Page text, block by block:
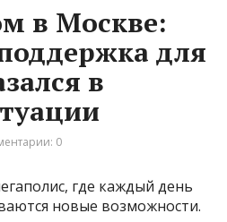
в Москве:
для
в
0
где каждый день
новые возможности.